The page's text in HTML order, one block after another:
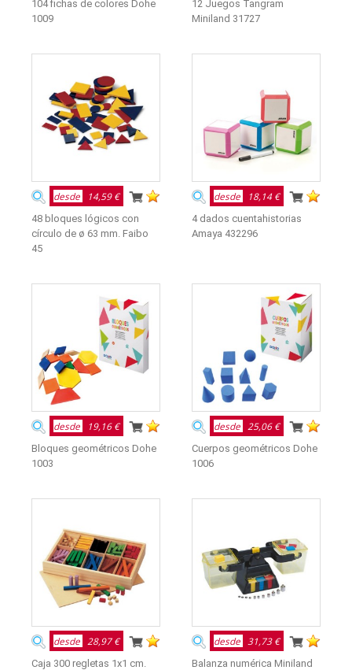
104 fichas de colores Dohe
1009
12 Juegos Tangram
Miniland 31727
desde 14,59 €
48 bloques lógicos con
círculo de ø 63 mm. Faibo
45
desde 18,14 €
4 dados cuentahistorias
Amaya 432296
desde 19,16 €
Bloques geométricos Dohe
1003
desde 25,06 €
Cuerpos geométricos Dohe
1006
desde 28,97 €
Caja 300 regletas 1x1 cm.
desde 31,73 €
Balanza numérica Miniland